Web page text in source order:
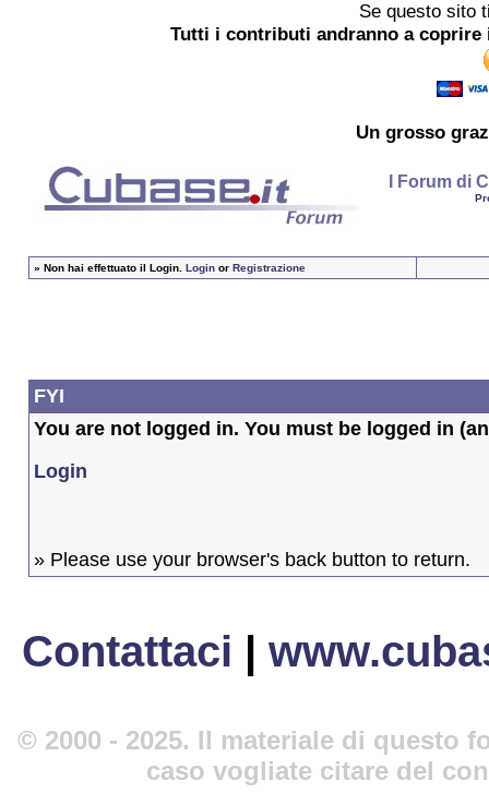
Se questo sito
Tutti i contributi andranno a
Un grosso
I Forum di
» Non hai effettuato il Login. Loginor Registrazione
FYI
You are not logged in. You must be logged in
Login
» Please use your browser's back button to return.
Contattaci |
© 2000 - 2025. Il materiale di questo
caso vogliate citare del